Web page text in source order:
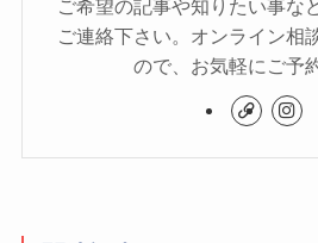
ご希望の記事や知りたい事な
ご連絡下さい。オンライン相
ので、お気軽にご予